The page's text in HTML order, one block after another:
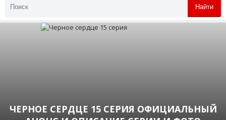
Найти
ЧЕРНОЕ СЕРДЦЕ 15 СЕРИЯ ОФИЦИАЛЬНЫЙ